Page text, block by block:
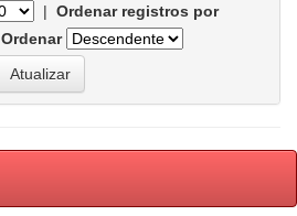
| Ordenar registros por
Ordenar